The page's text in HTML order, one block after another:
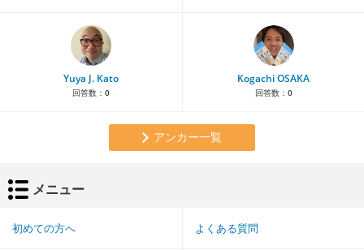
Yuya J. Kato
回答数： 0
Kogachi OSAKA
回答数： 0
アンカー一覧
メニュー
初めての方へ よくある質問